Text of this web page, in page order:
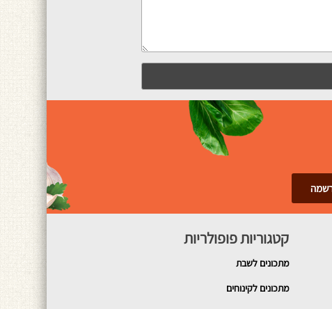
קטגוריות פופולריות
מתכונים לשבת
מתכונים לקינוחים